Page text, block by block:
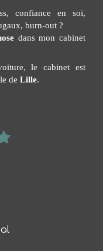
confiance en soi,
burn-out ?
dans mon cabinet
le cabinet est
de Lille.